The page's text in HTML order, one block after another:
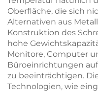
Oberfläche, die sich
Alternativen aus
Konstruktion des
hohe
Monitore, Computer
Büroeinrichtungen
zu beeinträchtigen.
Technologien, wie